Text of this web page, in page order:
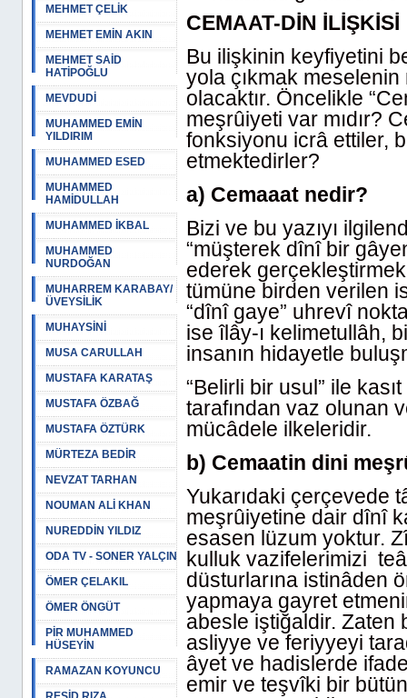
MEHMET ÇELİK
MEHMET EMİN AKIN
MEHMET SAİD
HATİPOĞLU
MEVDUDİ
MUHAMMED EMİN
YILDIRIM
MUHAMMED ESED
MUHAMMED
HAMİDULLAH
MUHAMMED İKBAL
MUHAMMED
NURDOĞAN
MUHARREM KARABAY/
ÜVEYSİLİK
MUHAYSİNİ
MUSA CARULLAH
MUSTAFA KARATAŞ
MUSTAFA ÖZBAĞ
MUSTAFA ÖZTÜRK
MÜRTEZA BEDİR
NEVZAT TARHAN
NOUMAN ALİ KHAN
NUREDDİN YILDIZ
ODA TV - SONER YALÇIN
ÖMER ÇELAKIL
ÖMER ÖNGÜT
PİR MUHAMMED
HÜSEYİN
RAMAZAN KOYUNCU
CEMAAT-DİN İLİŞKİSİ
Bu ilişkinin keyfiyetini
yola çıkmak meselenin
olacaktır. Öncelikle
meşrûiyeti var mıdır?
fonksiyonu icrâ ettiler,
etmektedirler?
a) Cemaaat nedir?
Bizi ve bu yazıyı
“müşterek dînî bir
ederek
tümüne birden verilen
“dînî gaye” uhrevî
ise îlây-ı kelimetullâh,
insanın hidayetle
“Belirli bir usul” ile
tarafından vaz olunan
mücâdele ilkeleridir.
b) Cemaatin dini
Yukarıdaki çerçevede
meşrûiyetine dair dînî
esasen lüzum yoktur.
kulluk vazifelerimizi
düsturlarına istinâden
yapmaya gayret
abesle iştiğaldir. Zaten
asliyye ve feriyyeyi
âyet ve hadislerde
emir ve teşvîki bir